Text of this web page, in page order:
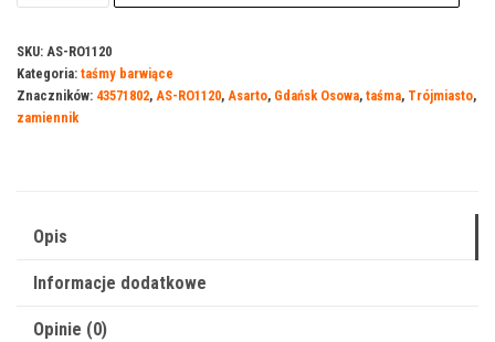
do
Oki
R1120
black
SKU: AS-RO1120
Kategoria: taśmy barwiące
Znaczników: 43571802, AS-RO1120, Asarto, Gdańsk Osowa, taśma, Trójmiasto,
zamiennik
Opis
Informacje dodatkowe
Opinie (0)